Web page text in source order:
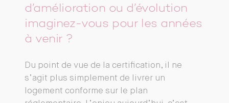
d’amélioration ou d’évolution
imaginez-vous pour les années
à venir ?
Du point de vue de la certification, il ne
s’agit plus simplement de livrer un
logement conforme sur le plan